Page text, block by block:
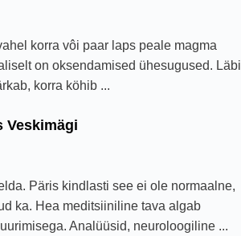
korra vôi paar laps peale magma
on oksendamised ühesugused. Läbi
korra köhib ...
Veskimägi
Päris kindlasti see ei ole normaalne,
ka. Hea meditsiiniline tava algab
Analüüsid, neuroloogiline ...